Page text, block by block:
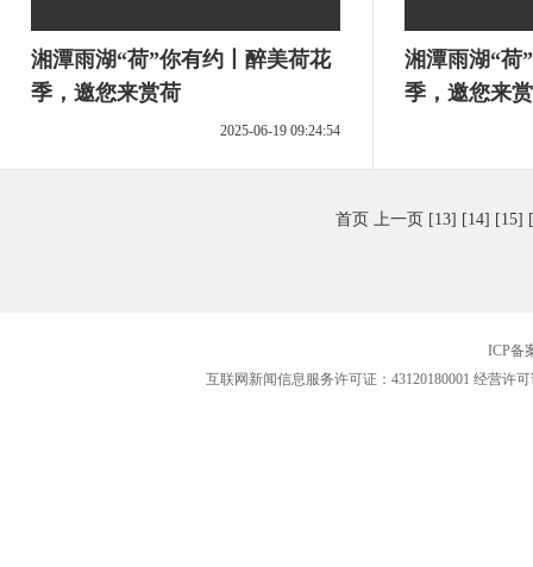
湘潭雨湖“荷”你有约丨醉美荷花
季，邀您来赏荷
2025-06-19 09:24:54
湘潭雨湖“荷
季，邀您来
首页 上一页 [13] [14] [15]
ICP备
互联网新闻信息服务许可证：43120180001 经营许可